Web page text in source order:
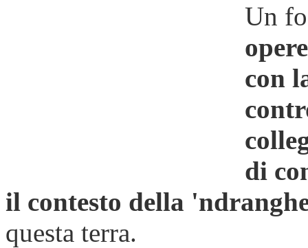
Un
con
di
il contesto della
questa terra.